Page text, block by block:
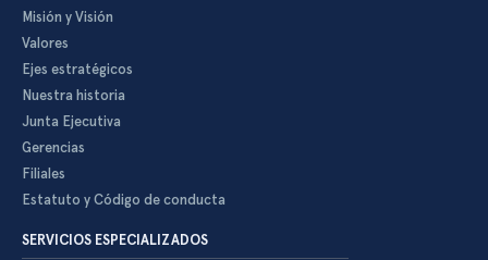
Misión y Visión
Valores
Ejes estratégicos
Nuestra historia
Junta Ejecutiva
Gerencias
Filiales
Estatuto y Código de conducta
SERVICIOS ESPECIALIZADOS